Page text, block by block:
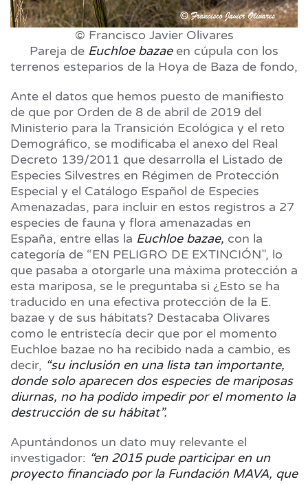
© Francisco Javier Olivares
Pareja de Euchloe bazaeen cúpula con los
terrenos esteparios de la Hoya de Baza de fondo,
Ante el datos que hemos puesto de manifiesto
de que por Orden de 8 de abril de 2019 del
Ministerio para la Transición Ecológica y el reto
Demográfico, se modificaba el anexo del Real
Decreto 139/2011 que desarrolla el Listado de
Especies Silvestres en Régimen de Protección
Especial y el Catálogo Español de Especies
Amenazadas, para incluir en estos registros a 27
especies de fauna y flora amenazadas en
España, entre ellas la Euchloe bazae, con la
categoría de “EN PELIGRO DE EXTINCIÓN”, lo
que pasaba a otorgarle una máxima protección a
esta mariposa, se le preguntaba si ¿Esto se ha
traducido en una efectiva protección de la E.
bazae y de sus hábitats? Destacaba Olivares
como le entristecía decir que por el momento
Euchloe bazae no ha recibido nada a cambio, es
decir, “su inclusión en una lista tan importante,
donde solo aparecen dos especies de mariposas
diurnas, no ha podido impedir por el momento la
destrucción de su hábitat”.
Apuntándonos un dato muy relevante el
investigador: “en 2015 pude participar en un
proyecto financiado por la Fundación MAVA, que